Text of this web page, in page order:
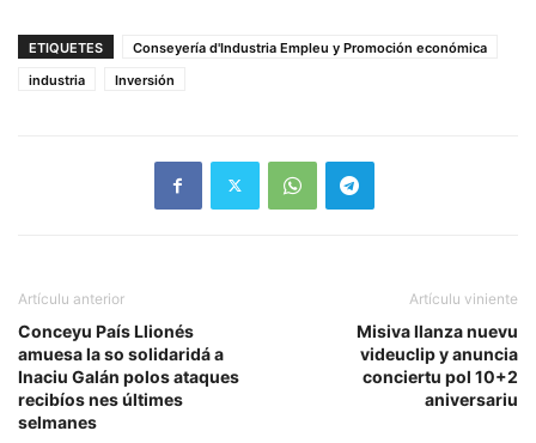
ETIQUETES
Conseyería d'Industria Empleu y Promoción económica
industria
Inversión
Artículu anterior
Conceyu País Llionés
amuesa la so solidaridá a
Inaciu Galán polos ataques
recibíos nes últimes
selmanes
Artículu viniente
Misiva llanza nuevu
videuclip y anuncia
conciertu pol 10+2
aniversariu